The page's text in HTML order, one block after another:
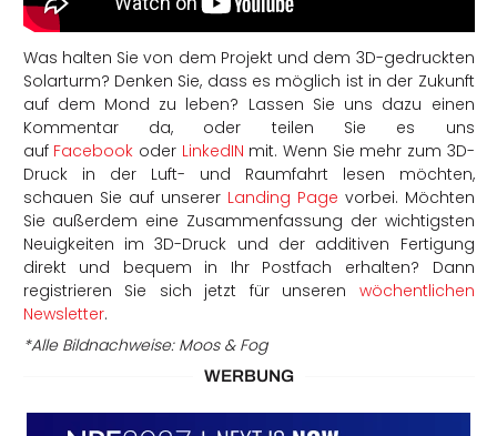
Was halten Sie von dem Projekt und dem 3D-gedruckten
Solarturm? Denken Sie, dass es möglich ist in der Zukunft
auf dem Mond zu leben? Lassen Sie uns dazu einen
Kommentar da, oder teilen Sie es uns
auf Facebook oder LinkedIN mit. Wenn Sie mehr zum 3D-
Druck in der Luft- und Raumfahrt lesen möchten,
schauen Sie auf unserer Landing Page vorbei. Möchten
Sie außerdem eine Zusammenfassung der wichtigsten
Neuigkeiten im 3D-Druck und der additiven Fertigung
direkt und bequem in Ihr Postfach erhalten? Dann
registrieren Sie sich jetzt für unseren wöchentlichen
Newsletter.
*Alle Bildnachweise: Moos & Fog
WERBUNG